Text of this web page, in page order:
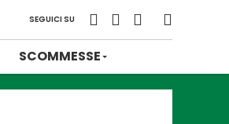
SEGUICI SU
SCOMMESSE